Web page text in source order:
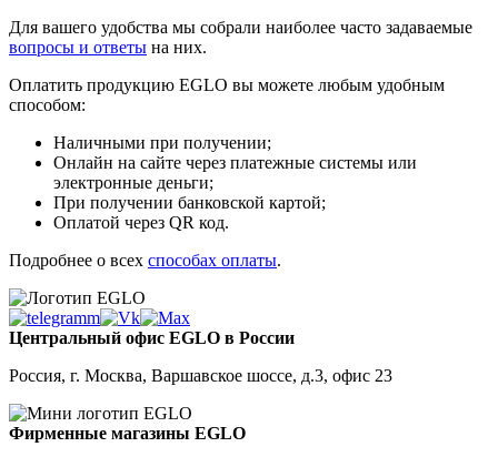
Для вашего удобства мы собрали наиболее часто задаваемые
вопросы и ответы на них.
Оплатить продукцию EGLO вы можете любым удобным
способом:
Наличными при получении;
Онлайн на сайте через платежные системы или
электронные деньги;
При получении банковской картой;
Оплатой через QR код.
Подробнее о всех способах оплаты.
Центральный офис EGLO в России
Россия, г. Москва, Варшавское шоссе, д.3, офис 23
Фирменные магазины EGLO